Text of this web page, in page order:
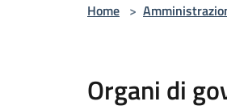
Home >
Organi di